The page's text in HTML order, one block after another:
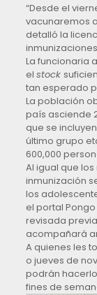
“Desde el
vacunaremos
detalló la
La funcionaria
el stock
tan esperado
La población
país asciende
que se
último grupo
600,000
Al igual que los
inmunización
los
el portal
revisada
acompañará
A quienes les
o jueves de
podrán
fines de